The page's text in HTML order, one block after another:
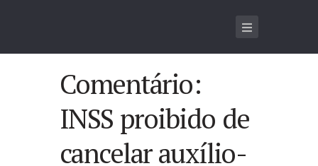
Comentário:
INSS proibido de
cancelar auxílio-